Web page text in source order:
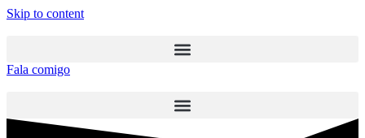
Skip to content
Fala comigo